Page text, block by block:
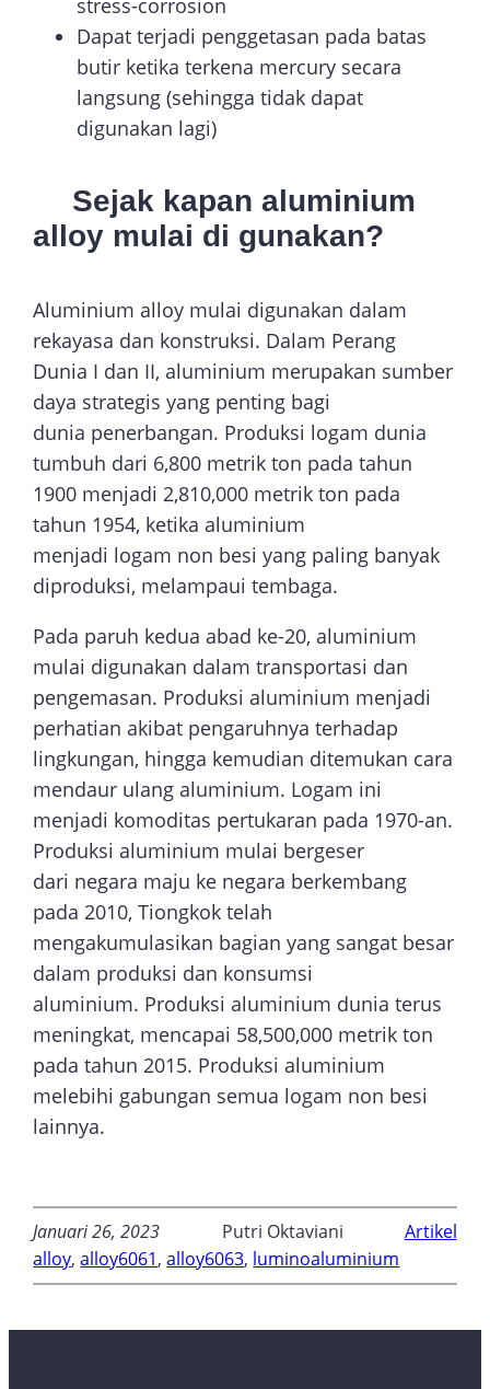
stress-corrosion
Dapat terjadi penggetasan pada batas
butir ketika terkena mercury secara
langsung (sehingga tidak dapat
digunakan lagi)
Sejak kapan aluminium
alloy mulai di gunakan?
Aluminium alloy mulai digunakan dalam
rekayasa dan konstruksi. Dalam Perang
Dunia I dan II, aluminium merupakan sumber
daya strategis yang penting bagi
dunia penerbangan. Produksi logam dunia
tumbuh dari 6,800 metrik ton pada tahun
1900 menjadi 2,810,000 metrik ton pada
tahun 1954, ketika aluminium
menjadi logam non besi yang paling banyak
diproduksi, melampaui tembaga.
Pada paruh kedua abad ke-20, aluminium
mulai digunakan dalam transportasi dan
pengemasan. Produksi aluminium menjadi
perhatian akibat pengaruhnya terhadap
lingkungan, hingga kemudian ditemukan cara
mendaur ulang aluminium. Logam ini
menjadi komoditas pertukaran pada 1970-an.
Produksi aluminium mulai bergeser
dari negara maju ke negara berkembang
pada 2010, Tiongkok telah
mengakumulasikan bagian yang sangat besar
dalam produksi dan konsumsi
aluminium. Produksi aluminium dunia terus
meningkat, mencapai 58,500,000 metrik ton
pada tahun 2015. Produksi aluminium
melebihi gabungan semua logam non besi
lainnya.
Januari 26, 2023 Putri Oktaviani
Artikel
alloy, alloy6061, alloy6063, luminoaluminium